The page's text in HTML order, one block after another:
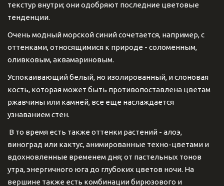
текстур внутри; они одобряют последние цветовые
тенденции.
Очень модный морской синий сочетается, например, с
оттенками, относящимися к природе - соломенным,
оливковым, аквамариновым.
Успокаивающий белый, но изолированный, и слоновая
кость, которая может быть противопоставлена ​​цветам
ржавчины или камней, все еще наслаждается
узнаванием стен.
В то время есть также оттенки растений - алоэ,
виноград или кактус, анимированные техно-цветами и
вдохновленные временем дня; от пастельных тонов
утра, энергичного юга до глубоких цветов ночи. На
вершине также есть комбинации бирюзового и